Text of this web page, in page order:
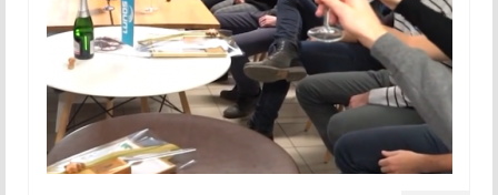
Maj 2017
Julij 2017
Avgust 2017